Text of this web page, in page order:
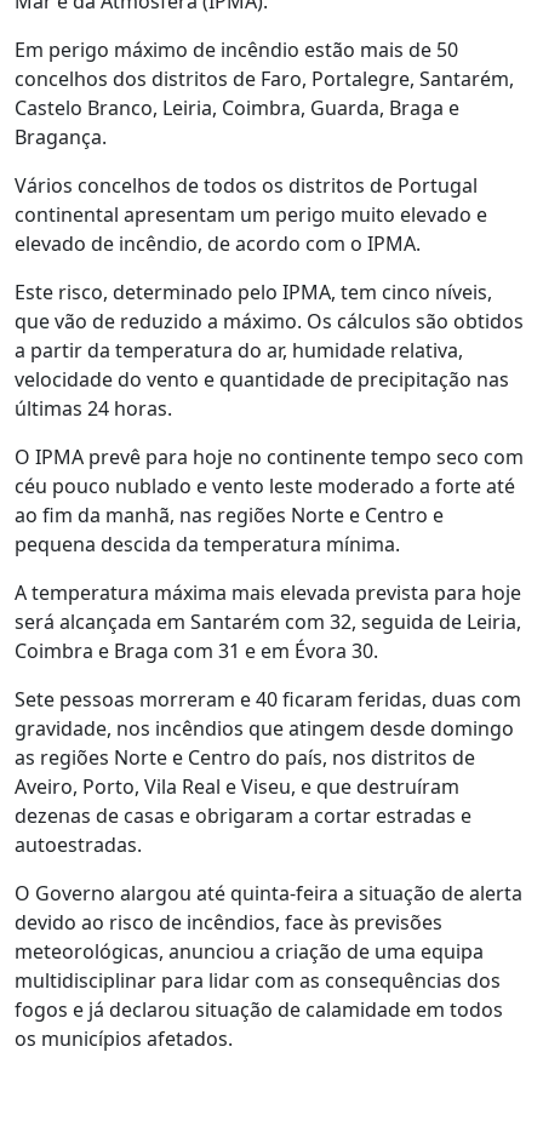
Em perigo máximo de incêndio estão mais de 50
concelhos dos distritos de Faro, Portalegre, Santarém,
Castelo Branco, Leiria, Coimbra, Guarda, Braga e
Bragança.
Vários concelhos de todos os distritos de Portugal
continental apresentam um perigo muito elevado e
elevado de incêndio, de acordo com o IPMA.
Este risco, determinado pelo IPMA, tem cinco níveis,
que vão de reduzido a máximo. Os cálculos são obtidos
a partir da temperatura do ar, humidade relativa,
velocidade do vento e quantidade de precipitação nas
últimas 24 horas.
O IPMA prevê para hoje no continente tempo seco com
céu pouco nublado e vento leste moderado a forte até
ao fim da manhã, nas regiões Norte e Centro e
pequena descida da temperatura mínima.
A temperatura máxima mais elevada prevista para hoje
será alcançada em Santarém com 32, seguida de Leiria,
Coimbra e Braga com 31 e em Évora 30.
Sete pessoas morreram e 40 ficaram feridas, duas com
gravidade, nos incêndios que atingem desde domingo
as regiões Norte e Centro do país, nos distritos de
Aveiro, Porto, Vila Real e Viseu, e que destruíram
dezenas de casas e obrigaram a cortar estradas e
autoestradas.
O Governo alargou até quinta-feira a situação de alerta
devido ao risco de incêndios, face às previsões
meteorológicas, anunciou a criação de uma equipa
multidisciplinar para lidar com as consequências dos
fogos e já declarou situação de calamidade em todos
os municípios afetados.